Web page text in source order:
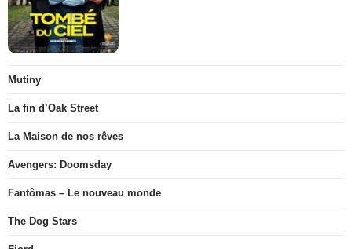
Mutiny
La fin d’Oak Street
La Maison de nos rêves
Avengers: Doomsday
Fantômas – Le nouveau monde
The Dog Stars